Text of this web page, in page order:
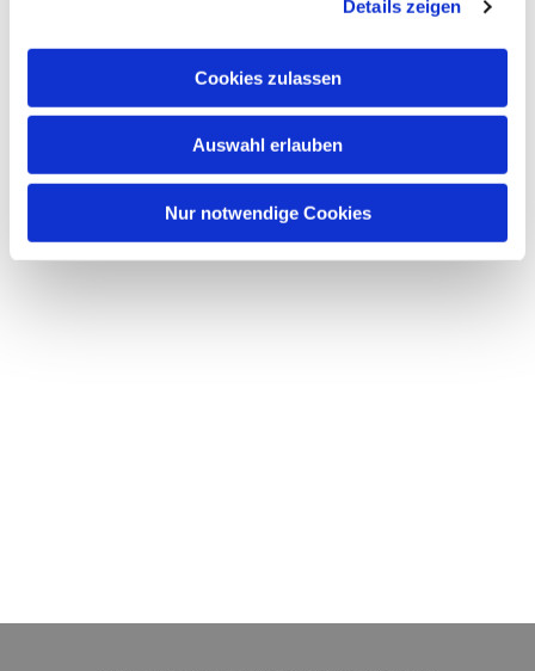
Details zeigen
Cookies zulassen
Auswahl erlauben
Nur notwendige Cookies